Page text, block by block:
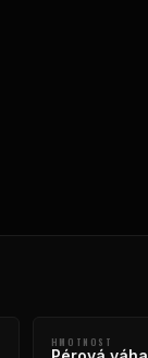
HMOTNOST